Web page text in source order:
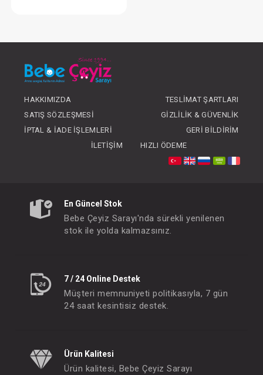
OLUNUZ
HAKKIMIZDA
TESLIMAT ŞARTLARI
SATIŞ SÖZLEŞMESI
GIZLILIK & GÜVENLIK
İPTAL & İADE İŞLEMLERI
GERI BILDIRIM
İLETIŞIM
HIZLI ÖDEME
En Güncel Stok
Bebe Çeyiz Sarayı'nda sürekli yenilenen
stok ile yolda kalmazsınız.
7 / 24 Online Destek
Müşteri memnuniyeti politikasıyla, 7 gün
24 saat kesintisiz destek.
Ürün Kalitesi
Ürün kalitesi, Bebe Çeyiz Sarayı